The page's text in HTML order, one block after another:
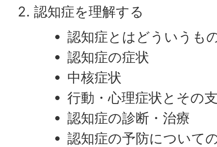
認知症を理解する
認知症とはどういうも
認知症の症状
中核症状
行動・心理症状とその
認知症の診断・治療
認知症の予防について